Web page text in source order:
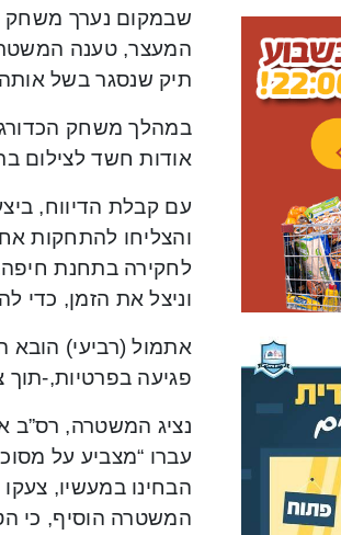
שבמקום נערך משחק
תיק שנסגר בשל אותה
במהלך משחק
אודות חשד לצילום
עם קבלת הדיווח,
והצליחו להתחקות
לחקירה בתחנת
וניצל את הזמן, כדי
אתמול (רביעי)
פגיעה בפרטיות,-תוך
נציג המשטרה, רס”ב
עברו “מצביע על
הבחינו במעשיו,
המשטרה הוסיף, כי